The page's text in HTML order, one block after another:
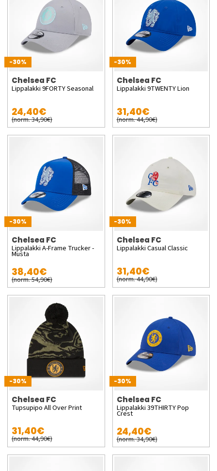
-30%
Chelsea FC
Lippalakki 9FORTY Seasonal
24,40€
(norm. 34,90€)
-30%
Chelsea FC
Lippalakki 9TWENTY Lion
31,40€
(norm. 44,90€)
-30%
Chelsea FC
Lippalakki A-Frame Trucker -
Musta
38,40€
(norm. 54,90€)
-30%
Chelsea FC
Lippalakki Casual Classic
31,40€
(norm. 44,90€)
-30%
Chelsea FC
Tupsupipo All Over Print
31,40€
(norm. 44,90€)
-30%
Chelsea FC
Lippalakki 39THIRTY Pop
Crest
24,40€
(norm. 34,90€)